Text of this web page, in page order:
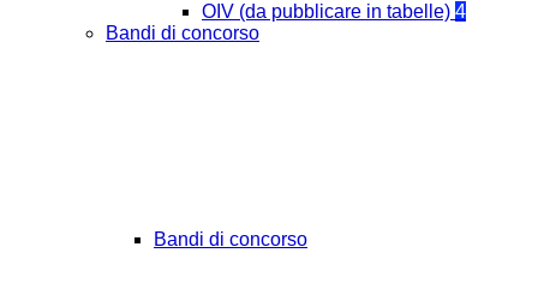
OIV (da pubblicare in tabelle) 4
Bandi di concorso
Bandi di concorso